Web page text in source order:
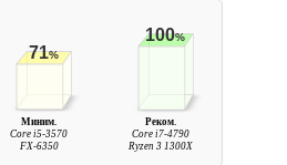
71%
100%
Миним.
Core i5-3570
FX-6350
Реком.
Core i7-4790
Ryzen 3 1300X